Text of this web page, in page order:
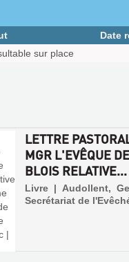
Date
sur place
LETTRE
MGR L'EVÊQUE DE
BLOIS RELATIVE...
Livre | Audollent,
Secrétariat de